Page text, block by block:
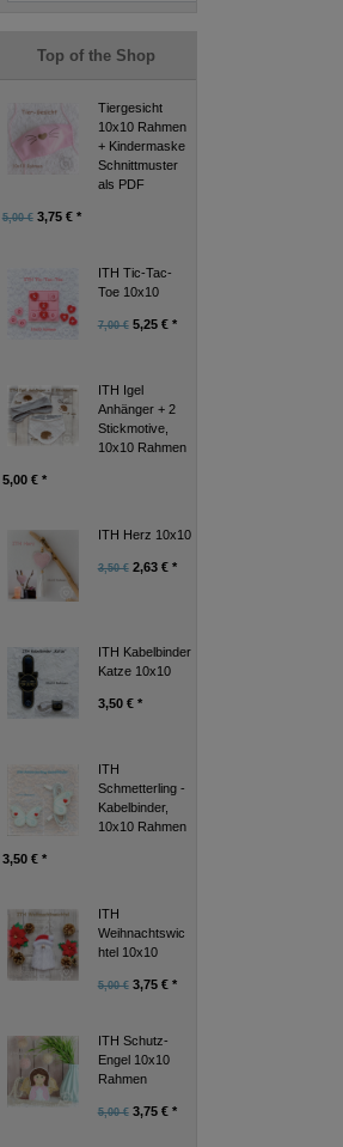
Top of the Shop
Tiergesicht
10x10 Rahmen
+ Kindermaske
Schnittmuster
als PDF
5,00 €3,75 € *
ITH Tic-Tac-
Toe 10x10
7,00 €5,25 € *
ITH Igel
Anhänger + 2
Stickmotive,
10x10 Rahmen
5,00 € *
ITH Herz 10x10
3,50 €2,63 € *
ITH Kabelbinder
Katze 10x10
3,50 € *
ITH
Schmetterling -
Kabelbinder,
10x10 Rahmen
3,50 € *
ITH
Weihnachtswic
htel 10x10
5,00 €3,75 € *
ITH Schutz-
Engel 10x10
Rahmen
5,00 €3,75 € *